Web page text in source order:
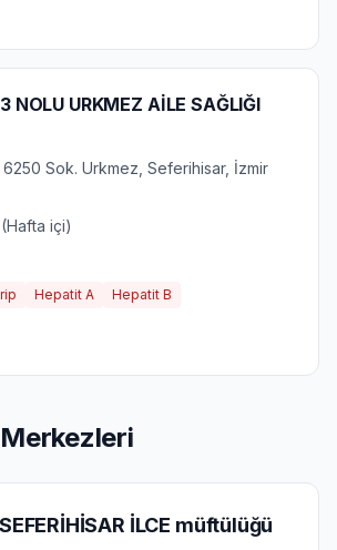
NOLU URKMEZ AİLE SAĞLIĞI
Sok. Urkmez, Seferihisar, İzmir
içi)
Hepatit A Hepatit B
İLCE müftülüğü